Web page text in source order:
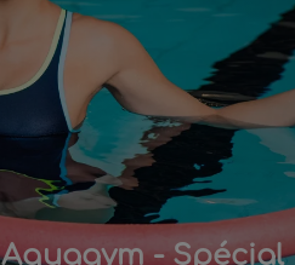
- Spécial